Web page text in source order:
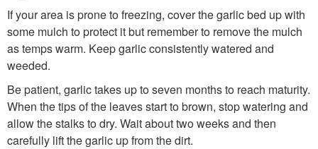
If your area is prone to freezing, cover the garlic bed up with
some mulch to protect it but remember to remove the mulch
as temps warm. Keep garlic consistently watered and
weeded.
Be patient, garlic takes up to seven months to reach maturity.
When the tips of the leaves start to brown, stop watering and
allow the stalks to dry. Wait about two weeks and then
carefully lift the garlic up from the dirt.